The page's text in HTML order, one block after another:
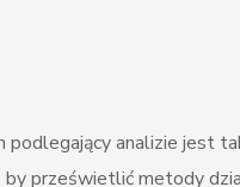
podlegający analizie jest
prześwietlić metody